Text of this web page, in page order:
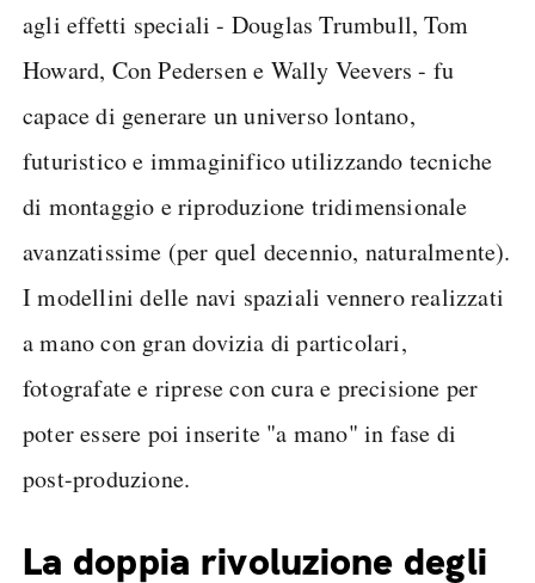
agli effetti speciali - Douglas Trumbull, Tom
Howard, Con Pedersen e Wally Veevers - fu
capace di generare un universo lontano,
futuristico e immaginifico utilizzando tecniche
di montaggio e riproduzione tridimensionale
avanzatissime (per quel decennio, naturalmente).
I modellini delle navi spaziali vennero realizzati
a mano con gran dovizia di particolari,
fotografate e riprese con cura e precisione per
poter essere poi inserite "a mano" in fase di
post-produzione.
La doppia rivoluzione degli